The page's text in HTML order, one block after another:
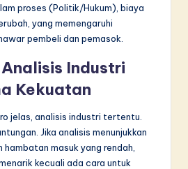
proses (Politik/Hukum), biaya
yang memengaruhi
pembeli dan pemasok.
Industri
Kekuatan
jelas, analisis industri tertentu.
Jika analisis menunjukkan
masuk yang rendah,
kecuali ada cara untuk